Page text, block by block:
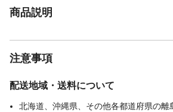
商品説明
注意事項
配送地域・送料について
北海道、沖縄県、その他各都道府県の離